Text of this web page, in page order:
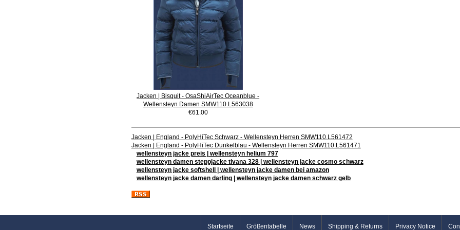
Jacken | Bisquit - OsaShiAirTec Oceanblue -
Wellensteyn Damen SMW110.L563038
€61.00
Jacken | England - PolyHiTec Schwarz - Wellensteyn Herren SMW110.L561472
Jacken | England - PolyHiTec Dunkelblau - Wellensteyn Herren SMW110.L561471
wellensteyn jacke preis | wellensteyn helium 797
wellensteyn damen steppjacke tivana 328 | wellensteyn jacke cosmo schwarz
wellensteyn jacke softshell | wellensteyn jacke damen bei amazon
wellensteyn jacke damen darling | wellensteyn jacke damen schwarz gelb
Startseite Größentabelle News Shipping & Returns Privacy Notice